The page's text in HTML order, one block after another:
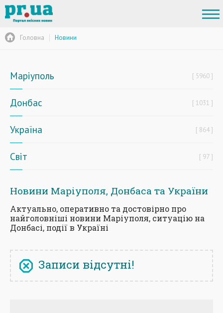
Головна Новини
Маріуполь 5960
Донбас 1031
Україна 864
Світ 97
Новини Маріуполя, Донбаса та України
Актуально, оперативно та достовірно про
найголовніші новини Маріуполя, ситуацію на
Донбасі, події в Україні
Записи відсутні!